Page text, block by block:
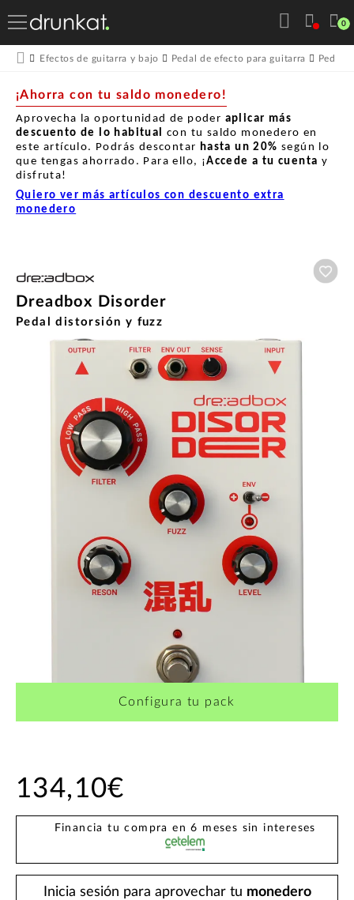
0
Efectos de guitarra y bajo Pedal de efecto para guitarra
¡Ahorra con tu saldo monedero!
Aprovecha la oportunidad de poder aplicar más
descuento de lo habitual con tu saldo monedero en
este artículo. Podrás descontar hasta un 20% según lo
que tengas ahorrado. Para ello, ¡Accede a tu cuenta y
disfruta!
Quiero ver más artículos con descuento extra
monedero
Dreadbox Disorder
Pedal distorsión y fuzz
Configura tu pack
134,10€
Financia tu compra en 6 meses sin intereses
Inicia sesión para aprovechar tu monedero